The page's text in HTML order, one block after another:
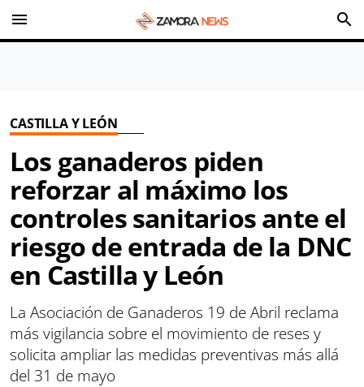
menu search
CASTILLA Y LEÓN
Los ganaderos piden
reforzar al máximo los
controles sanitarios ante el
riesgo de entrada de la DNC
en Castilla y León
La Asociación de Ganaderos 19 de Abril reclama
más vigilancia sobre el movimiento de reses y
solicita ampliar las medidas preventivas más allá
del 31 de mayo